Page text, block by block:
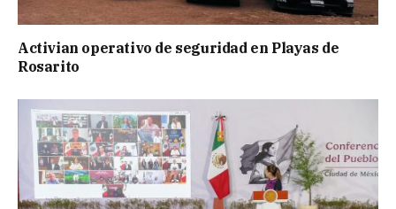
Activian operativo de seguridad en Playas de
Rosarito